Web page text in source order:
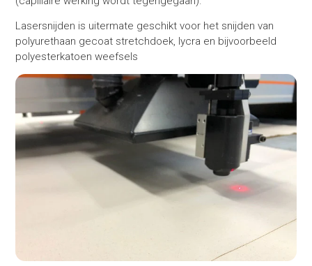
Lasersnijden is uitermate geschikt voor het snijden van
polyurethaan gecoat stretchdoek, lycra en bijvoorbeeld
polyesterkatoen weefsels